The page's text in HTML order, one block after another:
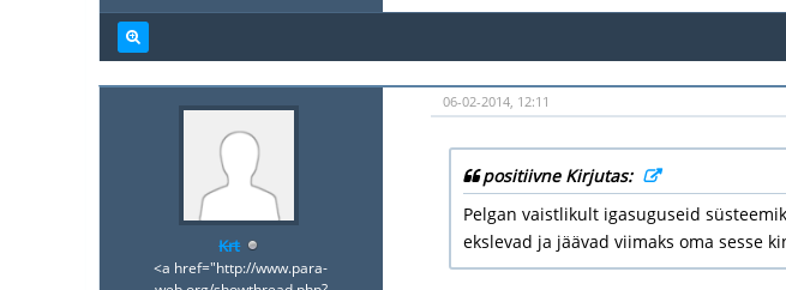
Krt
<a href="http://www.para-
06-02-2014, 12:11
positiivne Kirjutas:
Pelgan vaistlikult igasuguseid
ekslevad ja jäävad viimaks oma sesse